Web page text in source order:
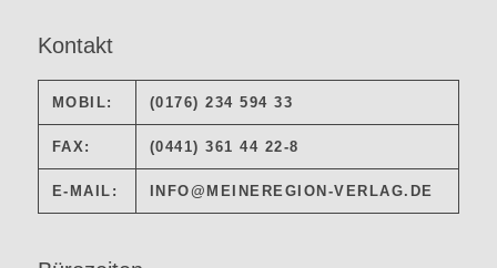
Kontakt
MOBIL: (0176) 234 594 33
FAX: (0441) 361 44 22-8
E-MAIL: INFO@MEINEREGION-VERLAG.DE